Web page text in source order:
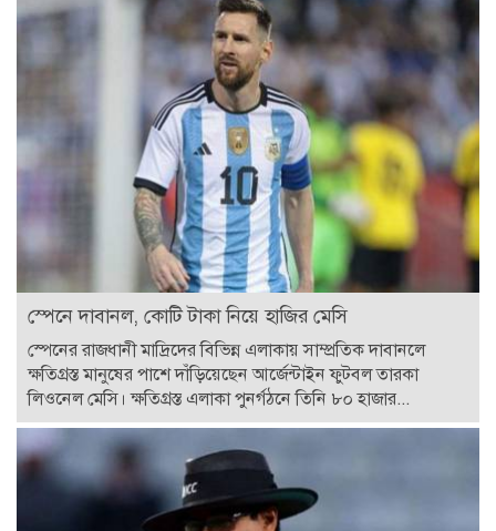
স্পেনে দাবানল, কোটি টাকা নিয়ে হাজির মেসি
স্পেনের রাজধানী মাদ্রিদের বিভিন্ন এলাকায় সাম্প্রতিক দাবানলে
ক্ষতিগ্রস্ত মানুষের পাশে দাঁড়িয়েছেন আর্জেন্টাইন ফুটবল তারকা
লিওনেল মেসি। ক্ষতিগ্রস্ত এলাকা পুনর্গঠনে তিনি ৮০ হাজার...